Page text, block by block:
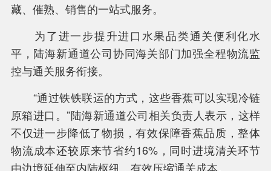
藏、催熟、销售的一站式服务。
为了进一步提升进口水果品类通关便利化水
平，陆海新通道公司协同海关部门加强全程物流监
控与通关服务衔接。
“通过铁铁联运的方式，这些香蕉可以实现冷链
原箱进口。”陆海新通道公司相关负责人表示，这样
不仅进一步降低了物损，有效保障香蕉品质，整体
物流成本还较原来节省约16%，同时进境清关环节
由边境延伸至内陆枢纽，有效压缩通关成本。